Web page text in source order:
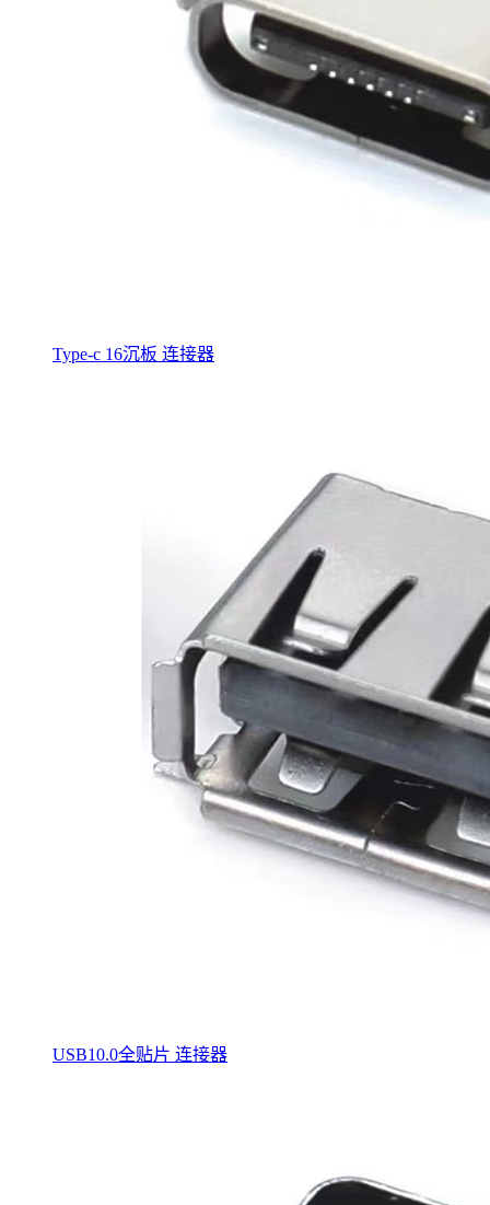
Type-c 16沉板 连接器
USB10.0全贴片 连接器